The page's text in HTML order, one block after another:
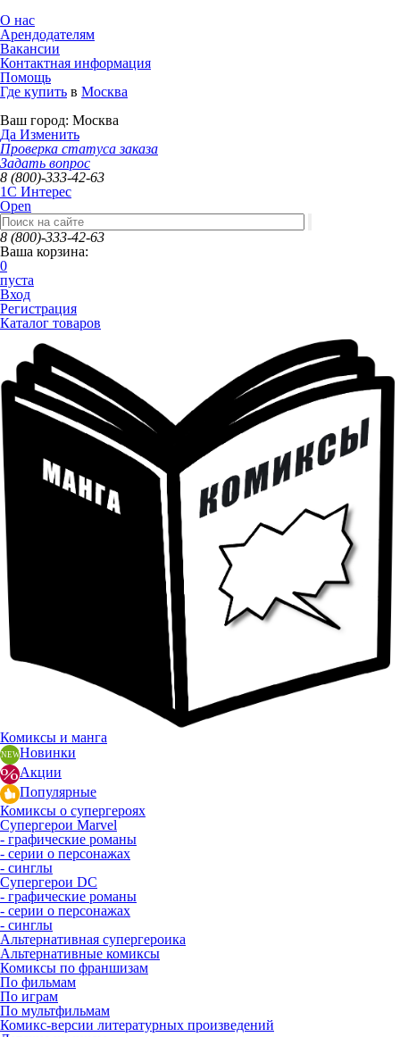
О нас
Арендодателям
Вакансии
Контактная информация
Помощь
Где купить в Москва
Ваш город: Москва
Да Изменить
Проверка статуса заказа
Задать вопрос
8 (800)-333-42-63
1C Интерес
Open
8 (800)-333-42-63
Ваша корзина:
0
пуста
Вход
Регистрация
Каталог товаров
Комиксы и манга
Новинки
Акции
Популярные
Комиксы о супергероях
Супергерои Marvel
- графические романы
- серии о персонажах
- синглы
Супергерои DC
- графические романы
- серии о персонажах
- синглы
Альтернативная супергероика
Альтернативные комиксы
Комиксы по франшизам
По фильмам
По играм
По мультфильмам
Комикс-версии литературных произведений